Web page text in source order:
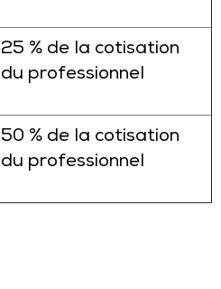
25 % de la cotisation
du professionnel
50 % de la cotisation
du professionnel